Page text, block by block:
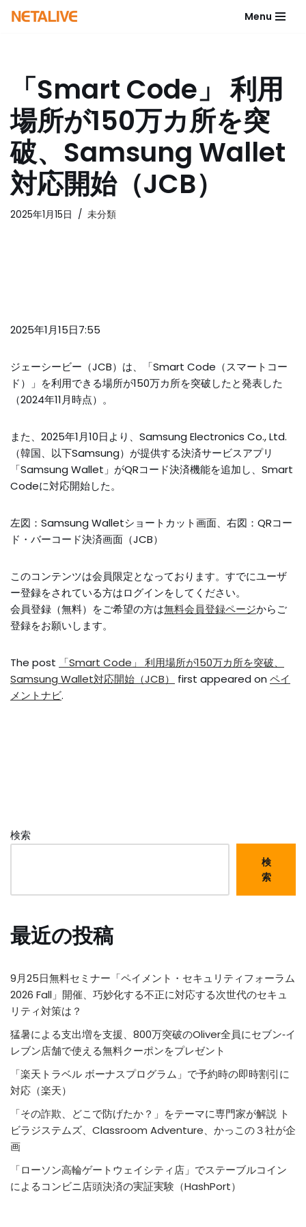
へ
キ
ッ
プ
Menu
「Smart Code」 利用
場所が150万カ所を突
破、Samsung Wallet
対応開始（JCB）
2025年1月15日 未分類
2025年1月15日7:55
ジェーシービー（JCB）は、「Smart Code（スマートコー
ド）」を利用できる場所が150万カ所を突破したと発表した
（2024年11月時点）。
また、2025年1月10日より、Samsung Electronics Co., Ltd.
（韓国、以下Samsung）が提供する決済サービスアプリ
「Samsung Wallet」がQRコード決済機能を追加し、Smart
Codeに対応開始した。
左図：Samsung Walletショートカット画面、右図：QRコー
ド・バーコード決済画面（JCB）
このコンテンツは会員限定となっております。すでにユーザ
ー登録をされている方はログインをしてください。
会員登録（無料）をご希望の方は無料会員登録ページからご
登録をお願いします。
The post
「Smart Code」 利用場所が150万カ所を突破、
Samsung Wallet対応開始（JCB）
first appeared on ペイ
メントナビ.
検索
検
索
最近の投稿
9月25日無料セミナー「ペイメント・セキュリティフォーラム
2026 Fall」開催、巧妙化する不正に対応する次世代のセキュ
リティ対策は？
猛暑による支出増を支援、800万突破のOliver全員にセブン‐イ
レブン店舗で使える無料クーポンをプレゼント
「楽天トラベル ボーナスプログラム」で予約時の即時割引に
対応（楽天）
「その詐欺、どこで防げたか？」をテーマに専門家が解説 ト
ビラジステムズ、Classroom Adventure、かっこの３社が企
画
「ローソン高輪ゲートウェイシティ店」でステーブルコイン
によるコンビニ店頭決済の実証実験（HashPort）